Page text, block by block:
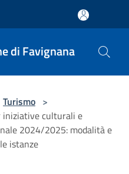
di Favignana
Turismo >
iniziative culturali e
2024/2025: modalità e
istanze